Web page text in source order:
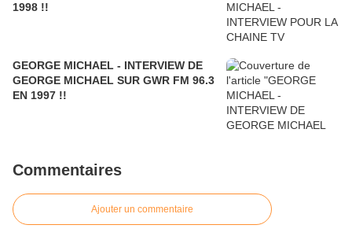
1998 !!
GEORGE MICHAEL - INTERVIEW DE
GEORGE MICHAEL SUR GWR FM 96.3
EN 1997 !!
Commentaires
Ajouter un commentaire